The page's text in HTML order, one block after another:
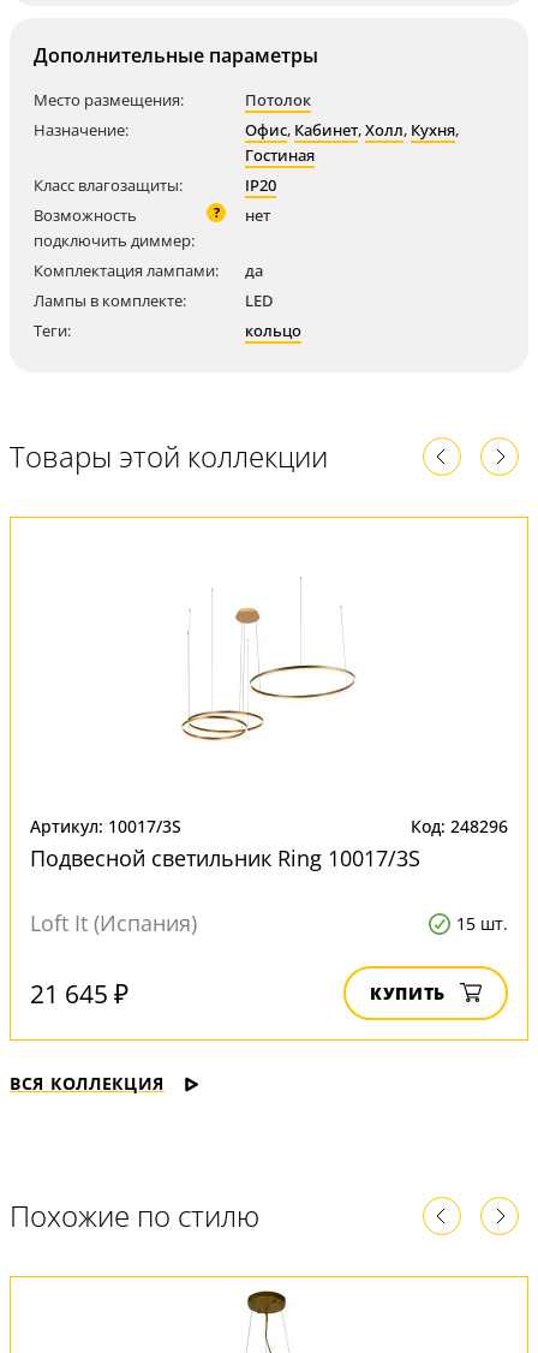
Дополнительные параметры
Место размещения:
Потолок
Назначение:
Офис, Кабинет,Холл, Кухня,
Гостиная
Класс влагозащиты:
IP20
Возможность
подключить диммер:
? нет
Комплектация лампами:
да
Лампы в комплекте:
LED
Теги:
кольцо
Товары этой коллекции
Артикул: 10017/3S Код: 248296
Подвесной светильник Ring 10017/3S
Loft It (Испания) 15 шт.
21 645 ₽ КУПИТЬ
ВСЯ КОЛЛЕКЦИЯ
Похожие по стилю